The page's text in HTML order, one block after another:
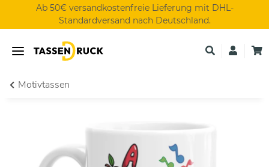
Ab 50€ versandkostenfreie Lieferung mit DHL-
Standardversand nach Deutschland.
Motivtassen